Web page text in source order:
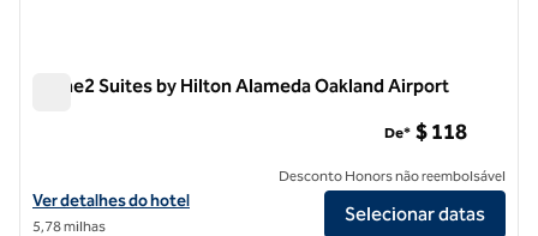
Home2 Suites by Hilton Alameda Oakland Airport
Exibir detalhes do hotel Home2 Suites by Hilton Alameda Oakland
Ver detalhes do hotel
5,78 milhas
De* $ 118
Desconto Honors não reembolsável
Selecionar datas